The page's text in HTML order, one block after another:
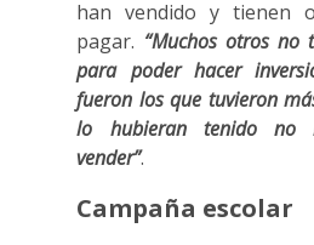
han vendido y tienen
pagar. “Muchos otros no
para poder hacer
fueron los que tuvieron
lo hubieran tenido no
vender”.
Campaña escolar